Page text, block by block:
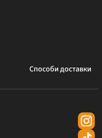
Способи доставки